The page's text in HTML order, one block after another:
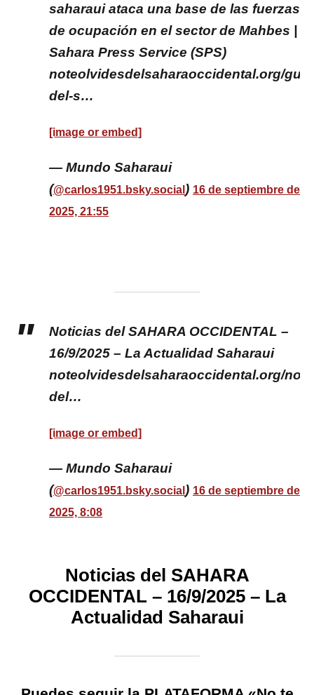
saharaui ataca una base de las fuerzas
de ocupación en el sector de Mahbes |
Sahara Press Service (SPS)
noteolvidesdelsaharaoccidental.org/
del-s…
[image or embed]
— Mundo Saharaui
(@carlos1951.bsky.social ) 16 de septiembre de
2025, 21:55
Noticias del SAHARA OCCIDENTAL –
16/9/2025 – La Actualidad Saharaui
noteolvidesdelsaharaoccidental.org/
del…
[image or embed]
— Mundo Saharaui
(@carlos1951.bsky.social ) 16 de septiembre de
2025, 8:08
Noticias del SAHARA
OCCIDENTAL – 16/9/2025 – La
Actualidad Saharaui